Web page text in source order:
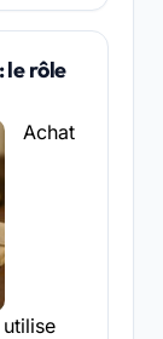
le rôle
Achat